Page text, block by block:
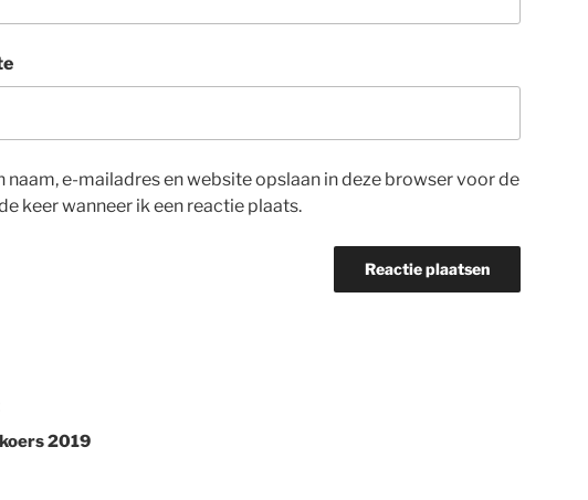
naam, e-mailadres en website opslaan in deze browser voor de
keer wanneer ik een reactie plaats.
2019